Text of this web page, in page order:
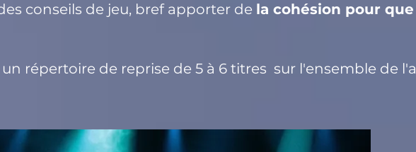
conseils de jeu, bref apporter de la cohésion pour
répertoire de reprise de 5 à 6 titres sur l'ensemble de